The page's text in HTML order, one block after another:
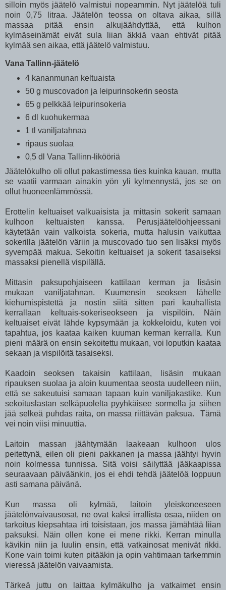
silloin myös jäätelö valmistui nopeammin. Nyt jäätelöä tuli
noin 0,75 litraa. Jäätelön teossa on oltava aikaa, sillä
massaa pitää ensin alkujäähdyttää, että kulhon
kylmäseinämät eivät sula liian äkkiä vaan ehtivät pitää
kylmää sen aikaa, että jäätelö valmistuu.
Vana Tallinn-jäätelö
4 kananmunan keltuaista
50 g muscovadon ja leipurinsokerin seosta
65 g pelkkää leipurinsokeria
6 dl kuohukermaa
1 tl vaniljatahnaa
ripaus suolaa
0,5 dl Vana Tallinn-likööriä
Jäätelökulho oli ollut pakastimessa ties kuinka kauan, mutta
se vaatii varmaan ainakin yön yli kylmennystä, jos se on
ollut huoneenlämmössä.
Erottelin keltuaiset valkuaisista ja mittasin sokerit samaan
kulhoon keltuaisten kanssa. Perusjäätelöohjeessani
käytetään vain valkoista sokeria, mutta halusin vaikuttaa
sokerilla jäätelön väriin ja muscovado tuo sen lisäksi myös
syvempää makua. Sekoitin keltuaiset ja sokerit tasaiseksi
massaksi pienellä vispilällä.
Mittasin paksupohjaiseen kattilaan kerman ja lisäsin
mukaan vaniljatahnan. Kuumensin seoksen lähelle
kiehumispistettä ja nostin siitä sitten pari kauhallista
kerrallaan keltuais-sokeriseokseen ja vispilöin. Näin
keltuaiset eivät lähde kypsymään ja kokkeloidu, kuten voi
tapahtua, jos kaataa kaiken kuuman kerman kerralla. Kun
pieni määrä on ensin sekoitettu mukaan, voi loputkin kaataa
sekaan ja vispilöitä tasaiseksi.
Kaadoin seoksen takaisin kattilaan, lisäsin mukaan
ripauksen suolaa ja aloin kuumentaa seosta uudelleen niin,
että se sakeutuisi samaan tapaan kuin vaniljakastike. Kun
sekoituslastan selkäpuolelta pyyhkäisee sormella ja siihen
jää selkeä puhdas raita, on massa riittävän paksua. Tämä
vei noin viisi minuuttia.
Laitoin massan jäähtymään laakeaan kulhoon ulos
peitettynä, eilen oli pieni pakkanen ja massa jäähtyi hyvin
noin kolmessa tunnissa. Sitä voisi säilyttää jääkaapissa
seuraavaan päiväänkin, jos ei ehdi tehdä jäätelöä loppuun
asti samana päivänä.
Kun massa oli kylmää, laitoin yleiskoneeseen
jäätelönvaivausosat, ne ovat kaksi irrallista osaa, niiden on
tarkoitus kiepsahtaa irti toisistaan, jos massa jämähtää liian
paksuksi. Näin ollen kone ei mene rikki. Kerran minulla
kävikin niin ja luulin ensin, että vatkainosat menivät rikki.
Kone vain toimi kuten pitääkin ja opin vahtimaan tarkemmin
vieressä jäätelön vaivaamista.
Tärkeä juttu on laittaa kylmäkulho ja vatkaimet ensin